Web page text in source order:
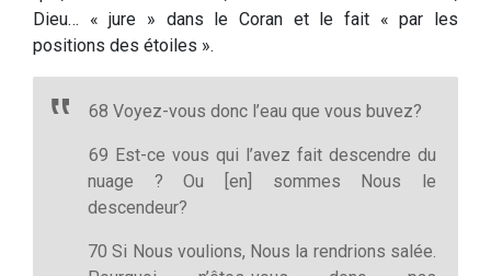
Dieu… « jure » dans le Coran et le fait « par les
positions des étoiles ».
68 Voyez-vous donc l’eau que vous buvez?
69 Est-ce vous qui l’avez fait descendre du
nuage ? Ou [en] sommes Nous le
descendeur?
70 Si Nous voulions, Nous la rendrions salée.